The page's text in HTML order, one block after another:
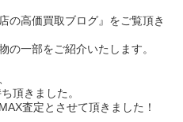
の高価買取ブログ』をご覧頂き
の一部をご紹介いたします。
頂きました。
査定とさせて頂きました！